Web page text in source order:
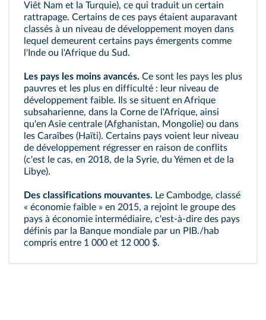
Viêt Nam et la Turquie), ce qui traduit un certain
rattrapage. Certains de ces pays étaient auparavant
classés à un niveau de développement moyen dans
lequel demeurent certains pays émergents comme
l'Inde ou l'Afrique du Sud.
Les pays les moins avancés. Ce sont les pays les plus
pauvres et les plus en difficulté : leur niveau de
développement faible. Ils se situent en Afrique
subsaharienne, dans la Corne de l'Afrique, ainsi
qu'en Asie centrale (Afghanistan, Mongolie) ou dans
les Caraïbes (Haïti). Certains pays voient leur niveau
de développement régresser en raison de conflits
(c'est le cas, en 2018, de la Syrie, du Yémen et de la
Libye).
Des classifications mouvantes. Le Cambodge, classé
« économie faible » en 2015, a rejoint le groupe des
pays à économie intermédiaire, c'est-à-dire des pays
définis par la Banque mondiale par un PIB./hab
compris entre 1 000 et 12 000 $.